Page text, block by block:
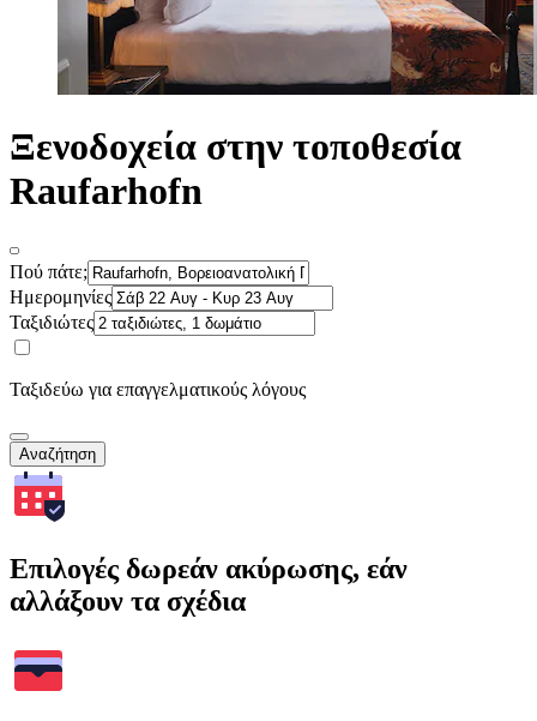
Ξενοδοχεία στην τοποθεσία
Raufarhofn
Πού πάτε;
Ημερομηνίες
Ταξιδιώτες
Ταξιδεύω για επαγγελματικούς λόγους
Αναζήτηση
Επιλογές δωρεάν ακύρωσης, εάν
αλλάξουν τα σχέδια